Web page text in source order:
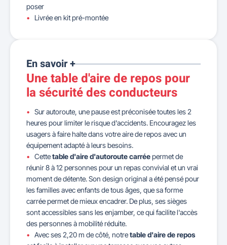
poser
Livrée en kit pré-montée
En savoir +
Une table d'aire de repos pour
la sécurité des conducteurs
Sur autoroute, une pause est préconisée toutes les 2
heures pour limiter le risque d'accidents. Encouragez les
usagers à faire halte dans votre aire de repos avec un
équipement adapté à leurs besoins.
Cettetable d'aire d'autoroute carréepermet de
réunir 8 à 12 personnes pour un repas convivial et un vrai
moment de détente. Son design original a été pensé pour
les familles avec enfants de tous âges, que sa forme
carrée permet de mieux encadrer. De plus, ses sièges
sont accessibles sans les enjamber, ce qui facilite l'accès
des personnes à mobilité réduite.
Avec ses 2,20 m de côté, notretable d'aire de repos